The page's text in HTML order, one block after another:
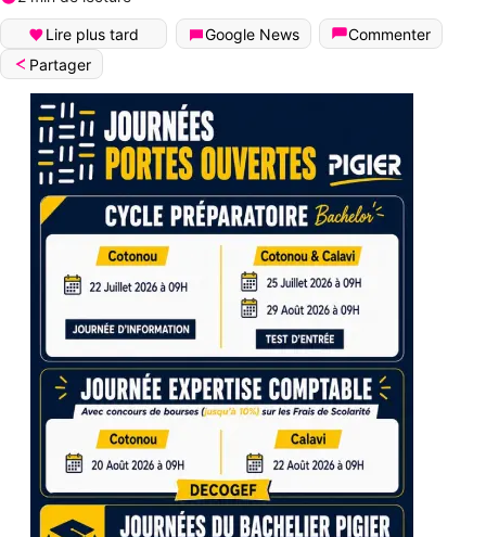
Lire plus tard Google News
Commenter
Partager